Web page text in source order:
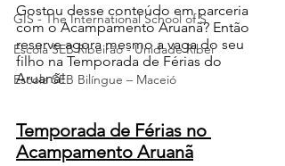
GIS - The International School of S
Escola SEB Ribeirão - Unidade Ribei
Escola SEB Bilíngue – Maceió
Gostou desse conteúdo em parceria
com o Acampamento Aruanã? Então
reserve agora mesmo a vaga do seu
filho na Temporada de Férias do
Aruanã!
Temporada de Férias no
Acampamento Aruanã